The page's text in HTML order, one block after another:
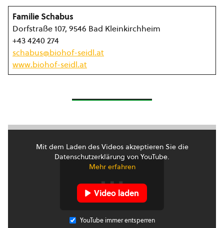
Familie Schabus
Dorfstraße 107, 9546 Bad Kleinkirchheim
+43 4240 274
schabus@biohof-seidl.at
www.biohof-seidl.at
Mit dem Laden des Videos akzeptieren Sie die
Datenschutzerklärung von YouTube.
Mehr erfahren
Video laden
YouTube immer entsperren